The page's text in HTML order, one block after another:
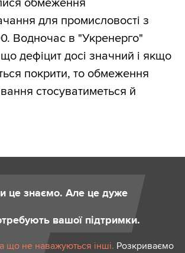
обмеження
для промисловості з
Водночас в "Укренерго"
дефіцит досі значний і якщо
покрити, то обмеження
стосуватиметься й
це знаємо. Але це дуже
вашої підтримки.
що не наважуються інші. Розкриваємо